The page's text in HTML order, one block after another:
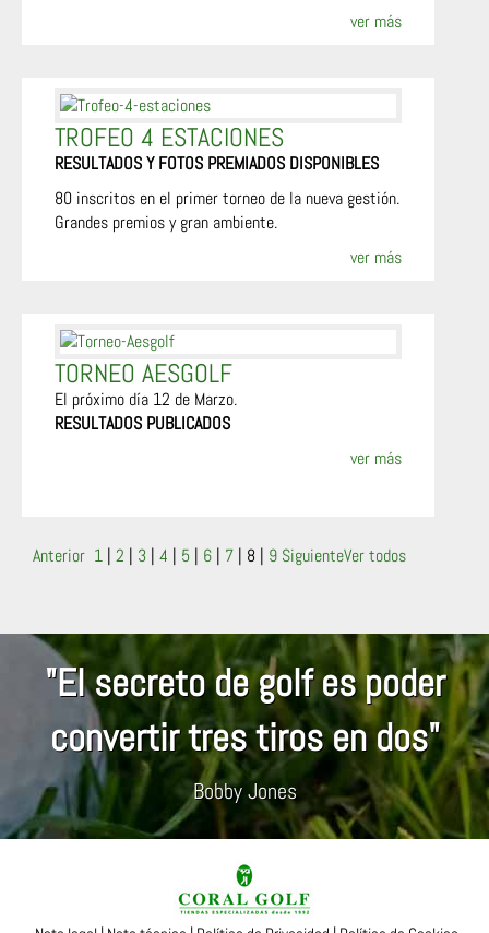
ver más
TROFEO 4 ESTACIONES
RESULTADOS Y FOTOS PREMIADOS DISPONIBLES
80 inscritos en el primer torneo de la nueva gestión.
Grandes premios y gran ambiente.
ver más
TORNEO AESGOLF
El próximo día 12 de Marzo.
RESULTADOS PUBLICADOS
ver más
Anterior 1 | 2 | 3 | 4 | 5 | 6 | 7 | 8 | 9 SiguienteVer todos
"El secreto de golf es poder
convertir tres tiros en dos"
Bobby Jones